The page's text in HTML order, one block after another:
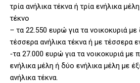
τρία ανήλικα τέκνα ή τρία ενήλικα
τέκνο
– τα 22.550 ευρώ για τα νοικοκυριά
τέσσερα ανήλικα τέκνα ή με τέσσερα
-τα 27.000 ευρώ για τα νοικοκυριά με
ενήλικα μέλη ή δύο ενήλικα μέλη με
ανήλικα τέκνα.